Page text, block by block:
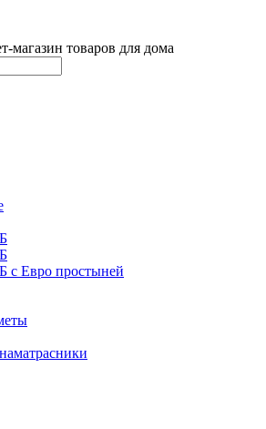
магазин товаров для дома
с Евро простыней